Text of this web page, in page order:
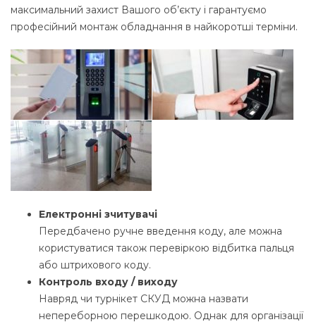
максимальний захист Вашого об’єкту і гарантуємо
професійний монтаж обладнання в найкоротші терміни.
Електронні зчитувачі
Передбачено ручне введення коду, але можна
користуватися також перевіркою відбитка пальця
або штрихового коду.
Контроль входу / виходу
Навряд чи турнікет СКУД можна назвати
непереборною перешкодою. Однак для організації